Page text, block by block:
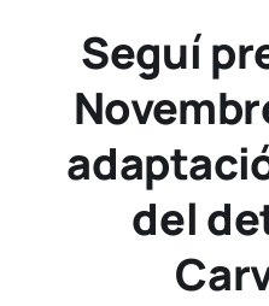
Seguí
del